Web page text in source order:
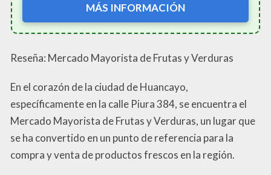
MÁS INFORMACIÓN
Reseña: Mercado Mayorista de Frutas y Verduras
En el corazón de la ciudad de Huancayo,
específicamente en la calle Piura 384, se encuentra el
Mercado Mayorista de Frutas y Verduras, un lugar que
se ha convertido en un punto de referencia para la
compra y venta de productos frescos en la región.